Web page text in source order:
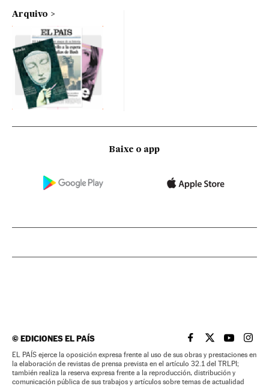
Arquivo
Baixe o app
©EDICIONES EL PAÍS EL PAÍS BRASIL EN
EL PAÍSEL PAÍS
EL
EL PAÍS ejerce la oposición expresa frente al uso de sus obras y prestaciones en
la elaboración de revistas de prensa prevista en el artículo 32.1 del TRLPI;
también realiza la reserva expresa frente a la reproducción, distribución y
comunicación pública de sus trabajos y artículos sobre temas de actualidad